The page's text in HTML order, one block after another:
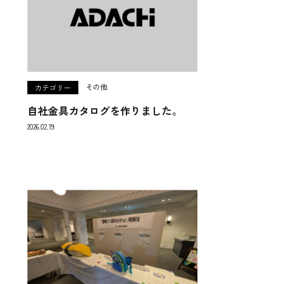
カテゴリー その他
自社金具カタログを作りました。
2026.02.19